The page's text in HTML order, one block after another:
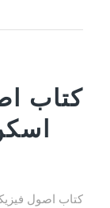
کتاب
کتاب اصول